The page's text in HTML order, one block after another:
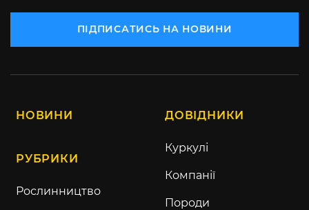
ПІДПИСАТИСЬ НА НОВИНИ
НОВИНИ
РУБРИКИ
Рослинництво
ДОВІДНИКИ
Куркулі
Компанії
Породи